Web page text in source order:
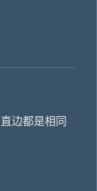
边都是相同